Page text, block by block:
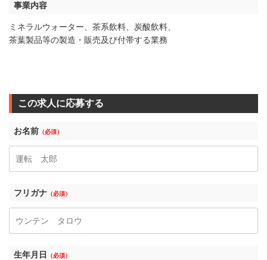
事業内容
ミネラルウォーター、茶系飲料、炭酸飲料、
茶葉製品等の製造・販売及び付帯する業務
この求人に応募する
お名前 （必須）
フリガナ （必須）
生年月日 （必須）